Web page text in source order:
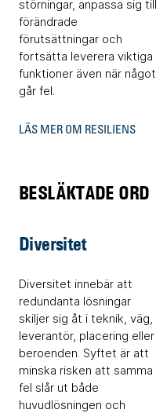
störningar, anpassa sig till
förändrade
förutsättningar och
fortsätta leverera viktiga
funktioner även när något
går fel.
LÄS MER OM RESILIENS
BESLÄKTADE ORD
Diversitet
Diversitet innebär att
redundanta lösningar
skiljer sig åt i teknik, väg,
leverantör, placering eller
beroenden. Syftet är att
minska risken att samma
fel slår ut både
huvudlösningen och